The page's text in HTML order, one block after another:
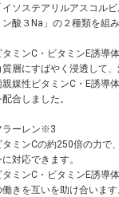
イソステアリルアスコル
ン酸３Na」の２種類を組
タミンC・ビタミンE誘導
質層にすばやく浸透して
親媒性ビタミンC・E誘導
配合しました。
ラーレン※3
タミンCの約250倍の力で
に対応できます。
タミンC・ビタミンE誘導
働きを互いを助け合います